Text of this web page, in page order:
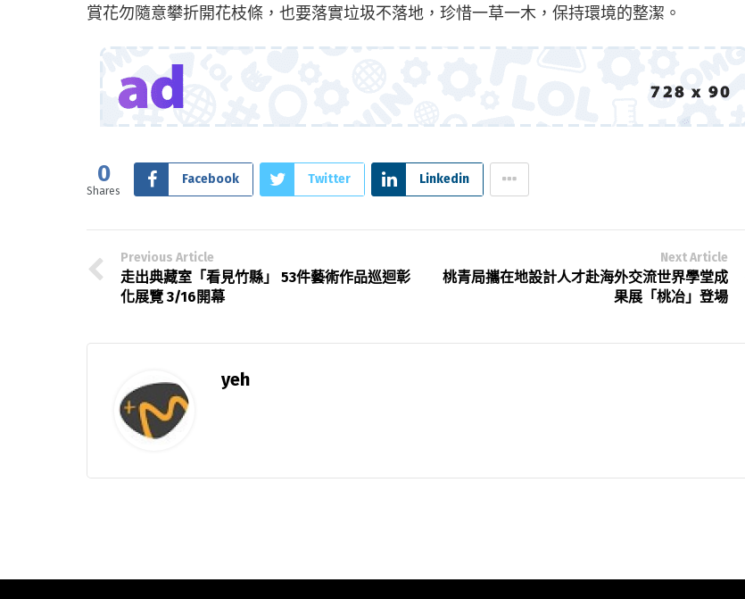
賞花勿隨意攀折開花枝條，也要落實垃圾不落地，珍惜一草一木，保持環境的整潔。
0
Shares
Facebook Twitter Linkedin
Previous Article
走出典藏室「看見竹縣」 53件藝術作品巡迴彰
化展覽 3/16開幕
Next Article
桃青局攜在地設計人才赴海外交流世界學堂成
果展「桃冶」登場
yeh